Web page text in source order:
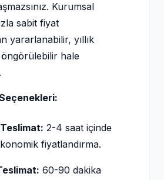
Kurumsal
sabit fiyat
yararlanabilir, yıllık
hale
2-4 saat içinde
fiyatlandırma.
60-90 dakika